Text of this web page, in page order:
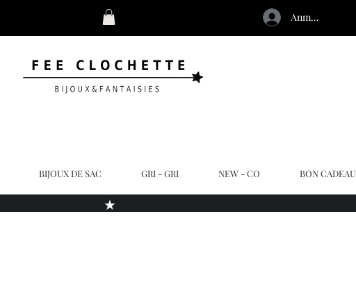
Anmelden
BIJOUX DE SAC GRI - GRI NEW - CO BON CADEAU
★